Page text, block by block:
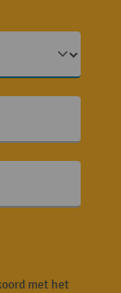
met het